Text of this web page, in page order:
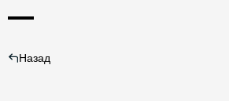
Назад